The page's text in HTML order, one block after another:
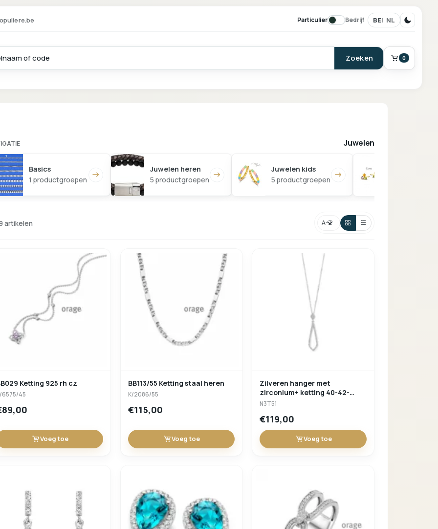
Particulier Bedrijf BE NL
Zoeken 0
Juwelen
Basics
1 productgroepen
Juwelen heren
5 productgroepen
Juwelen kids
5 productgroepen
artikelen Sorteren
Ketting 925 rh cz
6575/45
Voeg toe
BB113/55 Ketting staal heren
K/2086/55
€115,00
Voeg toe
Zilveren hanger met
zirconium+ ketting 40-42-
45cm Naiomy N3T51
N3T51
€119,00
Voeg toe
Je mandje is leeg.
Verder winkelen